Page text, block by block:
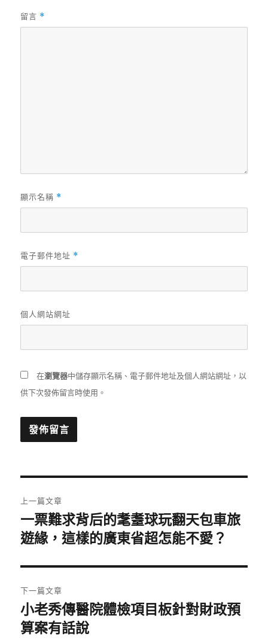
留言 *
顯示名稱 *
電子郵件地址 *
個人網站網址
在瀏覽器中儲存顯示名稱、電子郵件地址及個人網站網址，以
供下次發佈留言時使用。
章
導
覽
上一篇文章
上
一
文
章:
一票難求背后的耄耋球玩翻天包車旅
遊緣，這樣的廣東省超怎能不愛？
下一篇文章
下
一
小老秀傳醫院體檢項目板針對財政預
算案有話說